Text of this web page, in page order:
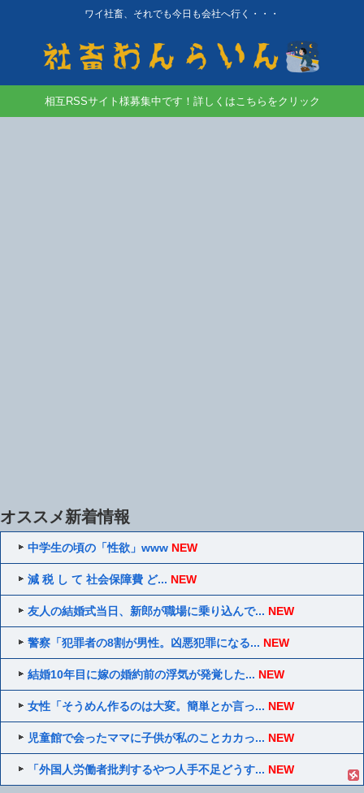
ワイ社畜、それでも今日も会社へ行く・・・
相互RSSサイト様募集中です！詳しくはこちらをクリック
オススメ新着情報
中学生の頃の「性欲」www NEW
減 税 し て 社会保障費 ど... NEW
友人の結婚式当日、新郎が職場に乗り込んで... NEW
警察「犯罪者の8割が男性。凶悪犯罪になる... NEW
結婚10年目に嫁の婚約前の浮気が発覚した... NEW
女性「そうめん作るのは大変。簡単とか言っ... NEW
児童館で会ったママに子供が私のことカカっ... NEW
「外国人労働者批判するやつ人手不足どうす... NEW